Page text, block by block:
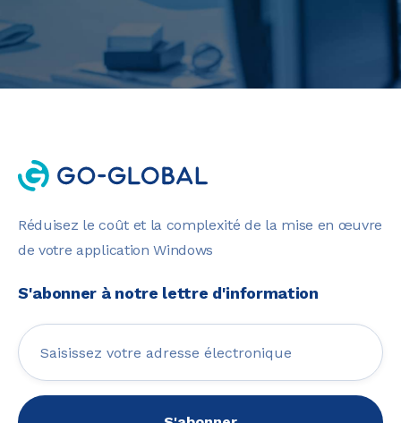
Réduisez le coût et la complexité de la mise en œuvre
de votre application Windows
S'abonner à notre lettre d'information